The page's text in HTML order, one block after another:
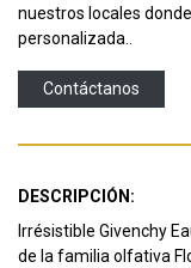
nuestros locales
personalizada..
Contáctanos
DESCRIPCIÓN:
Irrésistible Givenchy
de la familia olfativa